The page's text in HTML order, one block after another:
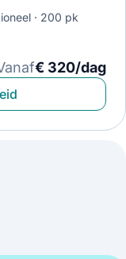
200 pk
€ 320/dag